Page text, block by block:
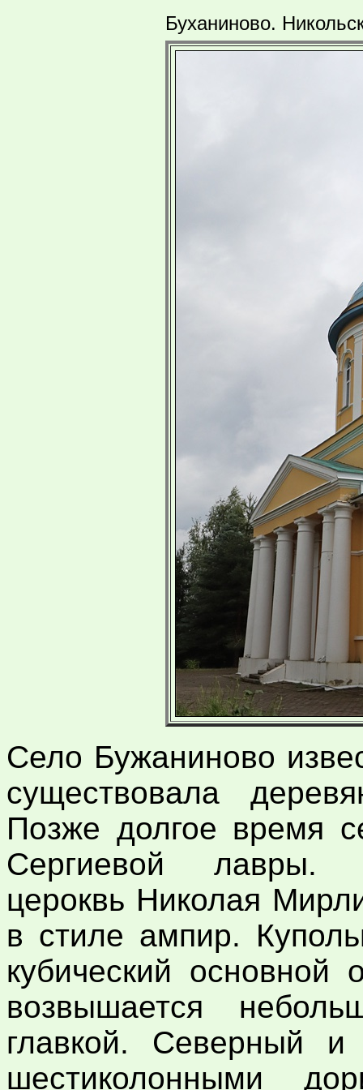
Буханиново.
Село Бужаниново
существовала
Позже долгое время
Сергиевой лавры.
цероквь Николая
в стиле ампир.
кубический
возвышается
главкой. Северный
шестиколонными